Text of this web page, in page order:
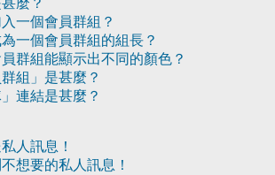
麼？
一個會員群組？
一個會員群組的組長？
群組能顯示出不同的顏色？
群組」是甚麼？
」連結是甚麼？
人訊息！
想要的私人訊息！